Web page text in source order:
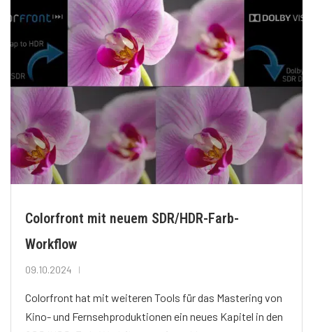
Colorfront mit neuem SDR/HDR-Farb-
Workflow
09.10.2024
Colorfront hat mit weiteren Tools für das Mastering von
Kino- und Fernsehproduktionen ein neues Kapitel in den